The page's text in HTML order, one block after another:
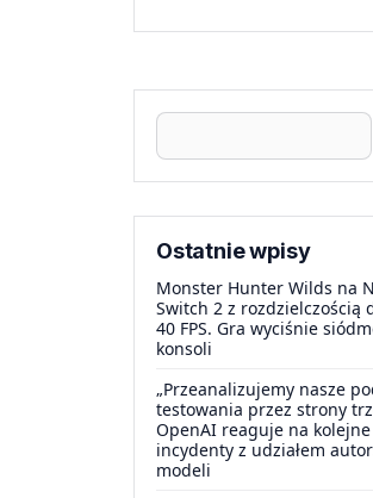
Ostatnie wpisy
Monster Hunter Wilds na
Switch 2 z rozdzielczością
40 FPS. Gra wyciśnie
konsoli
„Przeanalizujemy nasze
testowania przez strony
OpenAI reaguje na
incydenty z udziałem
modeli